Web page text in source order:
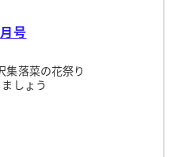
号
落菜の花祭り
しょう